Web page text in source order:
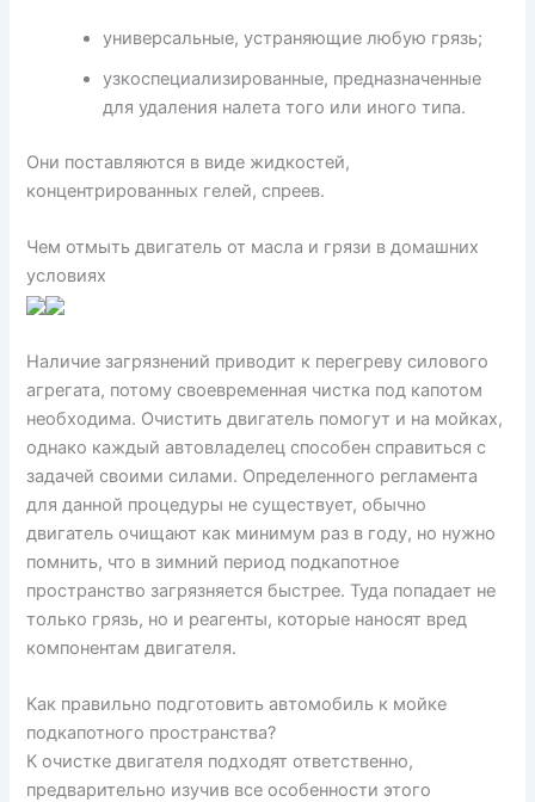
универсальные, устраняющие любую грязь;
узкоспециализированные, предназначенные
для удаления налета того или иного типа.
Они поставляются в виде жидкостей,
концентрированных гелей, спреев.
Чем отмыть двигатель от масла и грязи в домашних
условиях
Наличие загрязнений приводит к перегреву силового
агрегата, потому своевременная чистка под капотом
необходима. Очистить двигатель помогут и на мойках,
однако каждый автовладелец способен справиться с
задачей своими силами. Определенного регламента
для данной процедуры не существует, обычно
двигатель очищают как минимум раз в году, но нужно
помнить, что в зимний период подкапотное
пространство загрязняется быстрее. Туда попадает не
только грязь, но и реагенты, которые наносят вред
компонентам двигателя.
Как правильно подготовить автомобиль к мойке
подкапотного пространства?
К очистке двигателя подходят ответственно,
предварительно изучив все особенности этого